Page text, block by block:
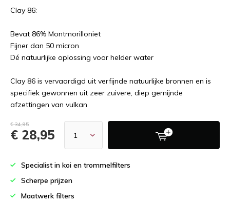
Clay 86:
Bevat 86% Montmorilloniet
Fijner dan 50 micron
Dé natuurlijke oplossing voor helder water
Clay 86 is vervaardigd uit verfijnde natuurlijke bronnen en is
specifiek gewonnen uit zeer zuivere, diep gemijnde
afzettingen van vulkan
€ 34,95
€ 28,95
Specialist in koi en trommelfilters
Scherpe prijzen
Maatwerk filters